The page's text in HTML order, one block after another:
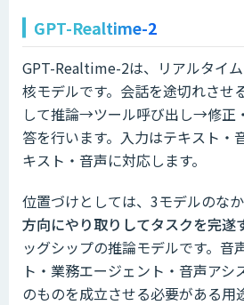
GPT-Realtime-2
GPT-Realtime-2は、リアルタイ
核モデルです。会話を途切れさせ
して推論→ツール呼び出し→修正
答を行います。入力はテキスト・
キスト・音声に対応します。
位置づけとしては、3モデルのな
方向にやり取りしてタスクを完遂
ッグシップの推論モデルです。音
ト・業務エージェント・音声アシ
のものを成立させる必要がある用